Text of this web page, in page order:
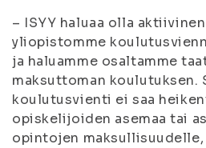
– ISYY haluaa olla
yliopistomme
ja haluamme osaltamme
maksuttoman koulutuksen.
koulutusvienti ei saa
opiskelijoiden asemaa tai
opintojen maksullisuudelle,